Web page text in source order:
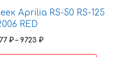
Aprilia RS-50 RS-125
RED
₽ – 9723 ₽Диапазон